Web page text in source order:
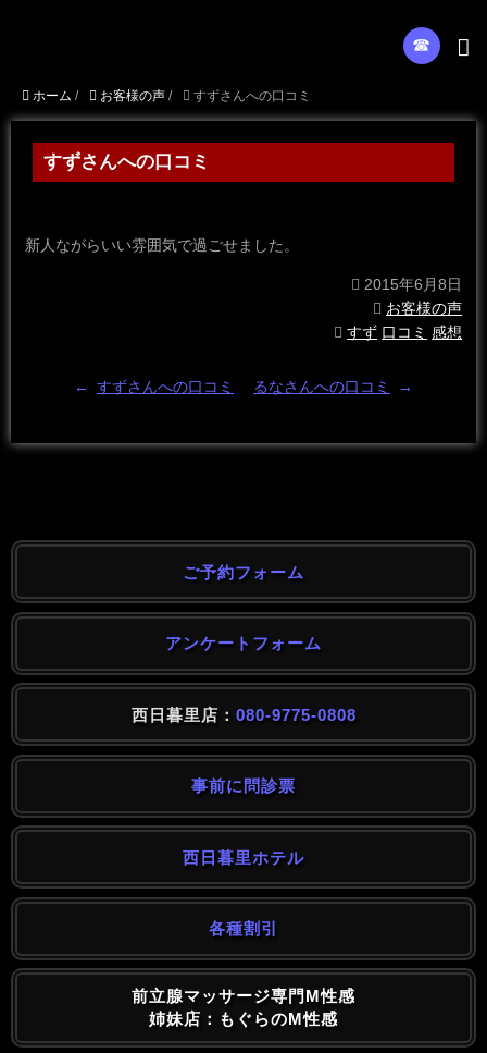
☎︎
ホーム / お客様の声 / すずさんへの口コミ
すずさんへの口コミ
新人ながらいい雰囲気で過ごせました。
2015年6月8日
お客様の声
すず 口コミ 感想
← すずさんへの口コミ るなさんへの口コミ →
ご予約フォーム
アンケートフォーム
西日暮里店： 080-9775-0808
事前に問診票
西日暮里ホテル
各種割引
前立腺マッサージ専門M性感
姉妹店：もぐらのM性感